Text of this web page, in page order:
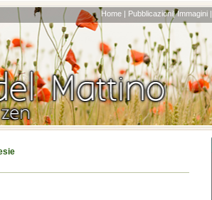
Home | Pubblicazioni| Immagini |